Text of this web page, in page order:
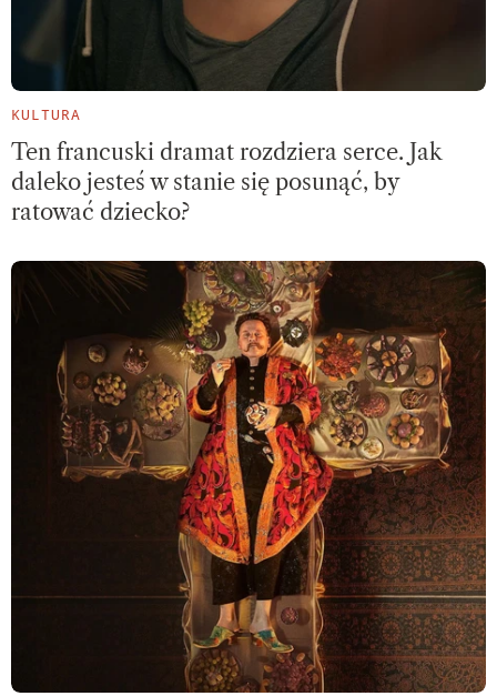
KULTURA
Ten francuski dramat rozdziera serce. Jak
daleko jesteś w stanie się posunąć, by
ratować dziecko?